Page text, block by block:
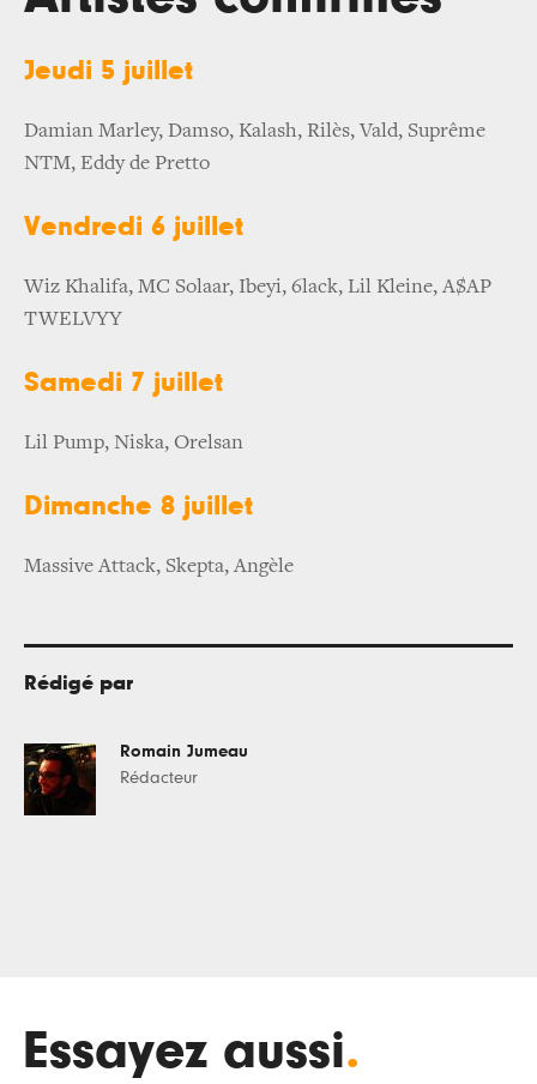
Jeudi 5 juillet
Damian Marley, Damso, Kalash, Rilès, Vald, Suprême
NTM, Eddy de Pretto
Vendredi 6 juillet
Wiz Khalifa, MC Solaar, Ibeyi, 6lack, Lil Kleine, A$AP
TWELVYY
Samedi 7 juillet
Lil Pump, Niska, Orelsan
Dimanche 8 juillet
Massive Attack, Skepta, Angèle
Rédigé par
Romain Jumeau
Rédacteur
Essayez aussi.